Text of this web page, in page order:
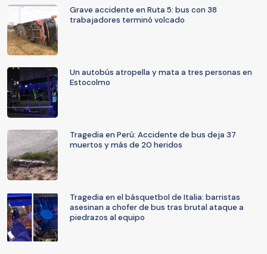
Grave accidente en Ruta 5: bus con 38
trabajadores terminó volcado
Un autobús atropella y mata a tres personas en
Estocolmo
Tragedia en Perú: Accidente de bus deja 37
muertos y más de 20 heridos
Tragedia en el básquetbol de Italia: barristas
asesinan a chofer de bus tras brutal ataque a
piedrazos al equipo